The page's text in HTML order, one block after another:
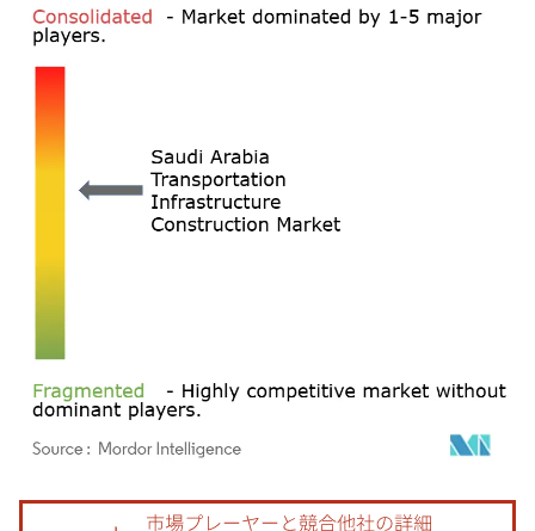
画像 © Mordor Intelligence。再利用にはCC BY 4.0の表示が必要です。